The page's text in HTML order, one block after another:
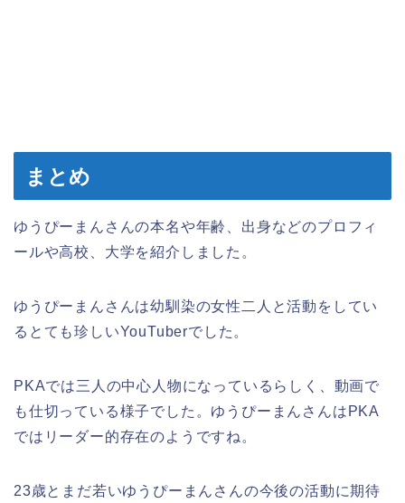
まとめ
ゆうぴーまんさんの本名や年齢、出身などのプロフィ
ールや高校、大学を紹介しました。
ゆうぴーまんさんは幼馴染の女性二人と活動をしてい
るとても珍しいYouTuberでした。
PKAでは三人の中心人物になっているらしく、動画で
も仕切っている様子でした。ゆうぴーまんさんはPKA
ではリーダー的存在のようですね。
23歳とまだ若いゆうぴーまんさんの今後の活動に期待